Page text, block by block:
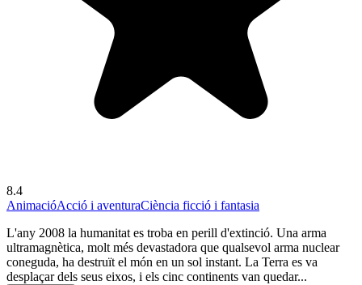
8.4
AnimacióAcció i aventuraCiència ficció i fantasia
L'any 2008 la humanitat es troba en perill d'extinció. Una arma
ultramagnètica, molt més devastadora que qualsevol arma nuclear
coneguda, ha destruït el món en un sol instant. La Terra es va
desplaçar dels seus eixos, i els cinc continents van quedar...